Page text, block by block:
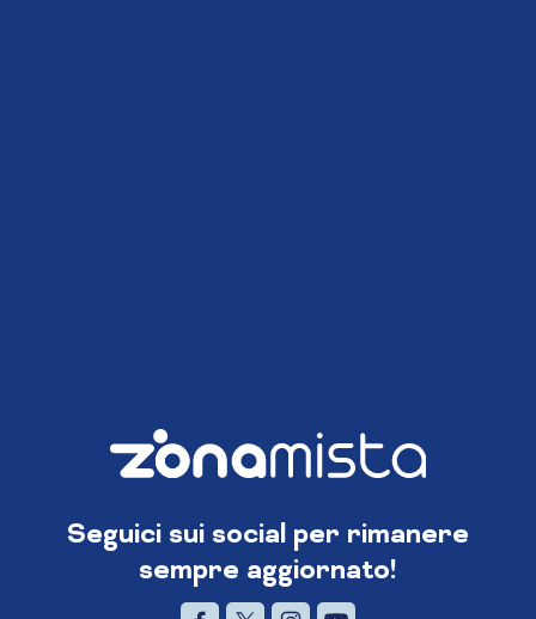
Seguici sui social per rimanere
sempre aggiornato!